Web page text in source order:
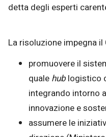
detta degli esperti
La risoluzione impegna il
promuovere il
quale hublogistico
integrando intorno
innovazione e
assumere le